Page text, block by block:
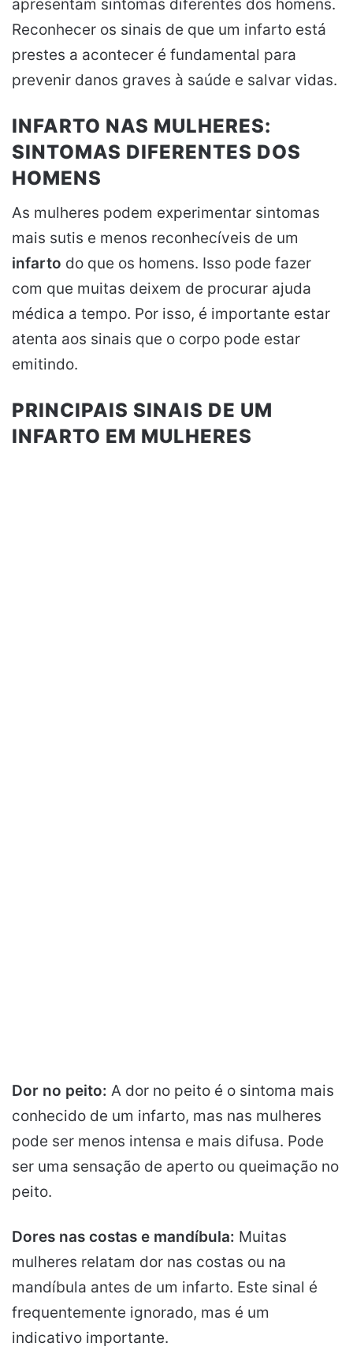
apresentam sintomas diferentes dos homens.
Reconhecer os sinais de que um infarto está
prestes a acontecer é fundamental para
prevenir danos graves à saúde e salvar vidas.
INFARTO NAS MULHERES:
SINTOMAS DIFERENTES DOS
HOMENS
As mulheres podem experimentar sintomas
mais sutis e menos reconhecíveis de um
infarto do que os homens. Isso pode fazer
com que muitas deixem de procurar ajuda
médica a tempo. Por isso, é importante estar
atenta aos sinais que o corpo pode estar
emitindo.
PRINCIPAIS SINAIS DE UM
INFARTO EM MULHERES
Dor no peito: A dor no peito é o sintoma mais
conhecido de um infarto, mas nas mulheres
pode ser menos intensa e mais difusa. Pode
ser uma sensação de aperto ou queimação no
peito.
Dores nas costas e mandíbula: Muitas
mulheres relatam dor nas costas ou na
mandíbula antes de um infarto. Este sinal é
frequentemente ignorado, mas é um
indicativo importante.